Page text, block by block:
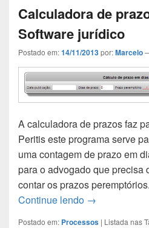
Calculadora de
Software jurídico
Postado em:14/11/2013por:Marcelo
A calculadora de prazos faz
Peritis este programa serve
uma contagem de prazo em
para o advogado que precisa
contar os prazos
Continue lendo Calculadora
→
Postado em: Processos | Listada nas